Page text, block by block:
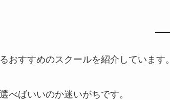
おすすめのスクールを紹介しています。
べばいいのか迷いがちです。